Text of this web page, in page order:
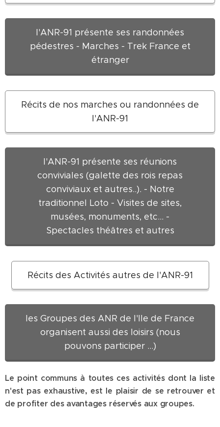
l'ANR-91 présente ses randonnées
pédestres - Marches - Trek France et
étranger
Récits de nos marches ou randonnées de
l'ANR-91
l'ANR-91 présente ses réunions
conviviales (galette des rois repas
conviviaux et autres..). - Notre
traditionnel Loto - Visites de sites,
musées, monuments, etc... -
Spectacles théâtres et autres
Récits des Activités autres de l'ANR-91
les Groupes des ANR de l'Ile de France
organisent aussi des loisirs (nous
pouvons participer ...)
Le point communs à toutes ces activités dont la liste
n'est pas exhaustive, est le plaisir de se retrouver et
de profiter des avantages réservés aux groupes.